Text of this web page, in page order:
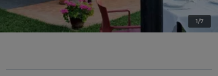
1/7